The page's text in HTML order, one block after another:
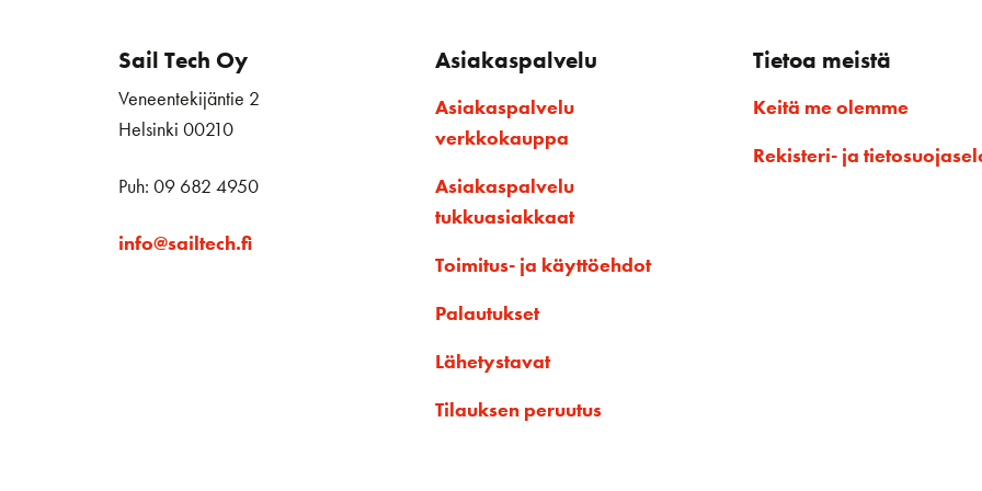
Sail Tech Oy
Veneentekijäntie 2
Helsinki 00210
Puh: 09 682 4950
info@sailtech.fi
Asiakaspalvelu
Asiakaspalvelu
verkkokauppa
Asiakaspalvelu
tukkuasiakkaat
Toimitus- ja käyttöehdot
Palautukset
Lähetystavat
Tilauksen peruutus
Tietoa meistä
Keitä me olemme
Rekisteri- ja